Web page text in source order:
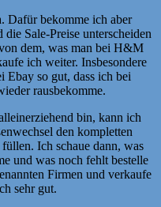
Dafür bekomme ich aber
Sale-Preise unterscheiden
dem, was man bei H&M
ich weiter. Insbesondere
so gut, dass ich bei
rausbekomme.
bin, kann ich
den kompletten
Ich schaue dann, was
und was noch fehlt bestelle
Firmen und verkaufe
sehr gut.